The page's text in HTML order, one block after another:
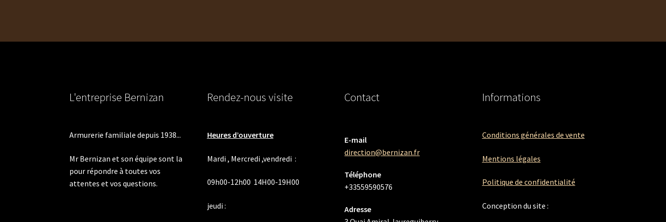
L'entreprise Bernizan
Armurerie familiale depuis 1938...
Mr Bernizan et son équipe sont la
pour répondre à toutes vos
attentes et vos questions.
Rendez-nous visite
Heures d’ouverture
Mardi , Mercredi ,vendredi :
09h00-12h00 14H00-19H00
jeudi :
Contact
E-mail
direction@bernizan.fr
Téléphone
+33559590576
Adresse
Informations
Conditions générales de vente
Mentions légales
Politique de confidentialité
Conception du site :